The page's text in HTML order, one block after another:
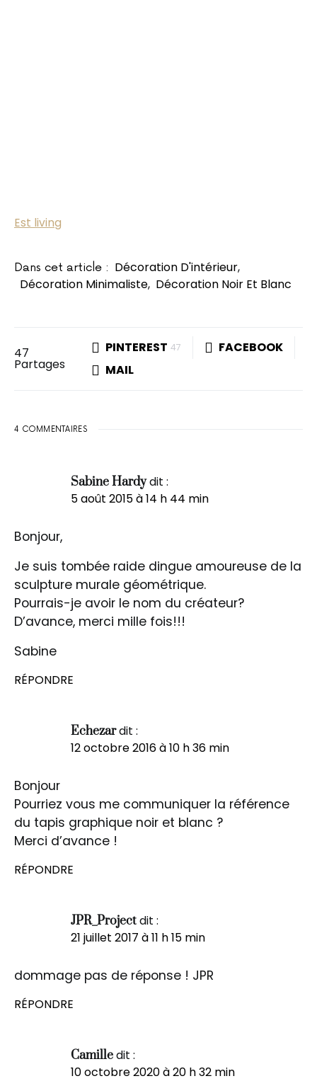
Est living
Dans cet article : Décoration D'intérieur,
Décoration Minimaliste, Décoration Noir Et Blanc
47
Partages
PINTEREST 47
FACEBOOK
MAIL
4 COMMENTAIRES
Sabine Hardydit :
5 août 2015 à 14 h 44 min
Bonjour,
Je suis tombée raide dingue amoureuse de la
sculpture murale géométrique.
Pourrais-je avoir le nom du créateur?
D’avance, merci mille fois!!!
Sabine
RÉPONDRE
Echezardit :
12 octobre 2016 à 10 h 36 min
Bonjour
Pourriez vous me communiquer la référence
du tapis graphique noir et blanc ?
Merci d’avance !
RÉPONDRE
JPR_Projectdit :
21 juillet 2017 à 11 h 15 min
dommage pas de réponse ! JPR
RÉPONDRE
Camilledit :
10 octobre 2020 à 20 h 32 min